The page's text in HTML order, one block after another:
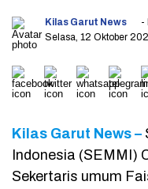
Kilas Garut News
-
Selasa, 12 Oktober
Kilas Garut News –
Indonesia (SEMMI)
Sekertaris umum